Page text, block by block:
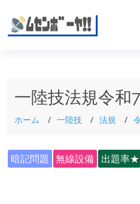
一陸技法規令和
ホーム 一陸技 法規
暗記問題 無線設備 出題率